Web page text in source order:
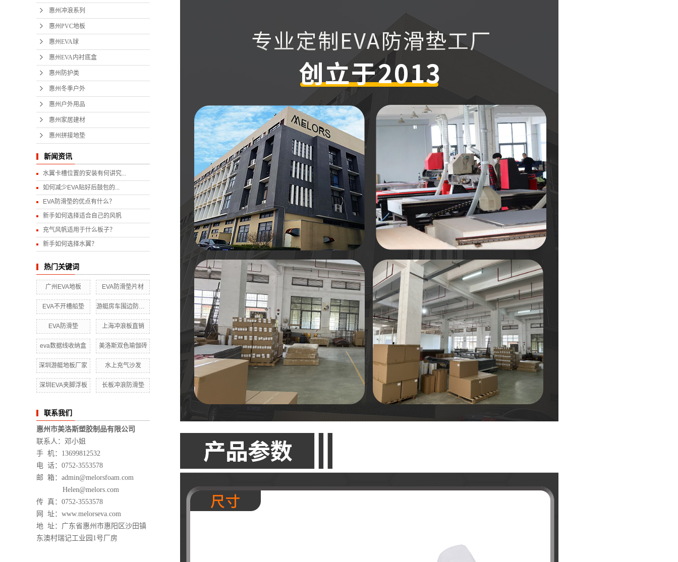
惠州拼接地垫
惠州冲浪系列
惠州PVC地板
惠州EVA球
惠州EVA内衬底盒
惠州防护类
惠州冬季户外
惠州户外用品
惠州家居建材
惠州拼接地垫
新闻资讯
水翼卡槽位置的安装有何讲究...
如何减少EVA贴好后鼓包的...
EVA防滑垫的优点有什么？
新手如何选择适合自己的风帆
充气风帆适用于什么板子？
新手如何选择水翼？
热门关键词
广州EVA地板 EVA防滑垫片材
EVA不开槽船垫
EVA防滑垫 上海冲浪板直销
eva数据线收纳盒 美洛斯双色瑜伽砖
深圳游艇地板厂家 水上充气沙发
深圳EVA夹脚浮板 长板冲浪防滑垫
联系我们
惠州市美洛斯塑胶制品有限公司
联系人：邓小姐
手 机：13699812532
电 话：0752-3553578
邮 箱： admin@melorsfoam.com
Helen@melors.com
传 真： 0752-3553578
网 址：www.melorseva.com
地 址：广东省惠州市惠阳区沙田镇
东澳村瑞记工业园1号厂房